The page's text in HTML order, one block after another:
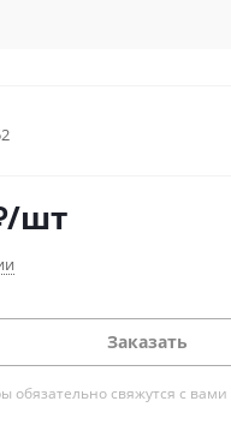
/шт
Заказать
свяжутся с вами